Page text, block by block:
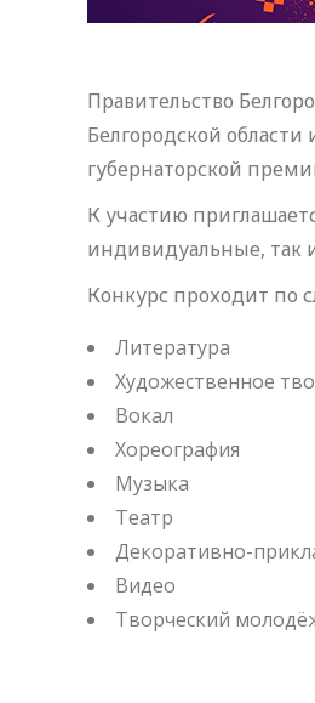
Правительство
Белгородской
губернаторской
К участию
индивидуальные, так
Конкурс проходит по
Литература
Художественное
Вокал
Хореография
Музыка
Театр
Декоративно-
Видео
Творческий